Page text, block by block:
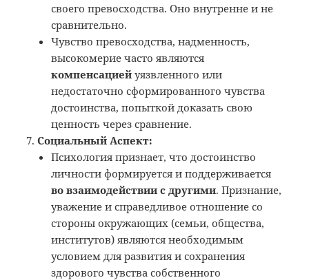
своего превосходства. Оно внутренне и не
сравнительно.
Чувство превосходства, надменность,
высокомерие часто являются
компенсацией уязвленного или
недостаточно сформированного чувства
достоинства, попыткой доказать свою
ценность через сравнение.
Социальный Аспект:
Психология признает, что достоинство
личности формируется и поддерживается
во взаимодействии с другими. Признание,
уважение и справедливое отношение со
стороны окружающих (семьи, общества,
институтов) являются необходимым
условием для развития и сохранения
здорового чувства собственного